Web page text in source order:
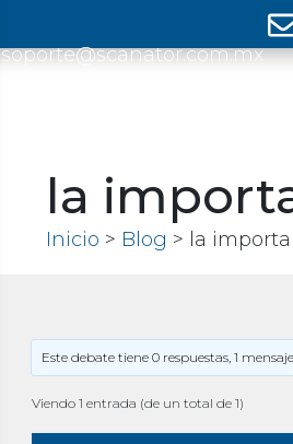
soporte@scanator.com.mx
la
Inicio > Blog > la
Este debate tiene 0 respuestas, 1
Viendo 1 entrada (de un total de 1)